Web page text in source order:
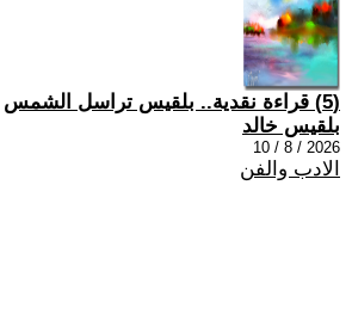
(5) قراءة نقدية.. بلقيس تراسل الشمس
بلقيس خالد
2026 / 8 / 10
الادب والفن